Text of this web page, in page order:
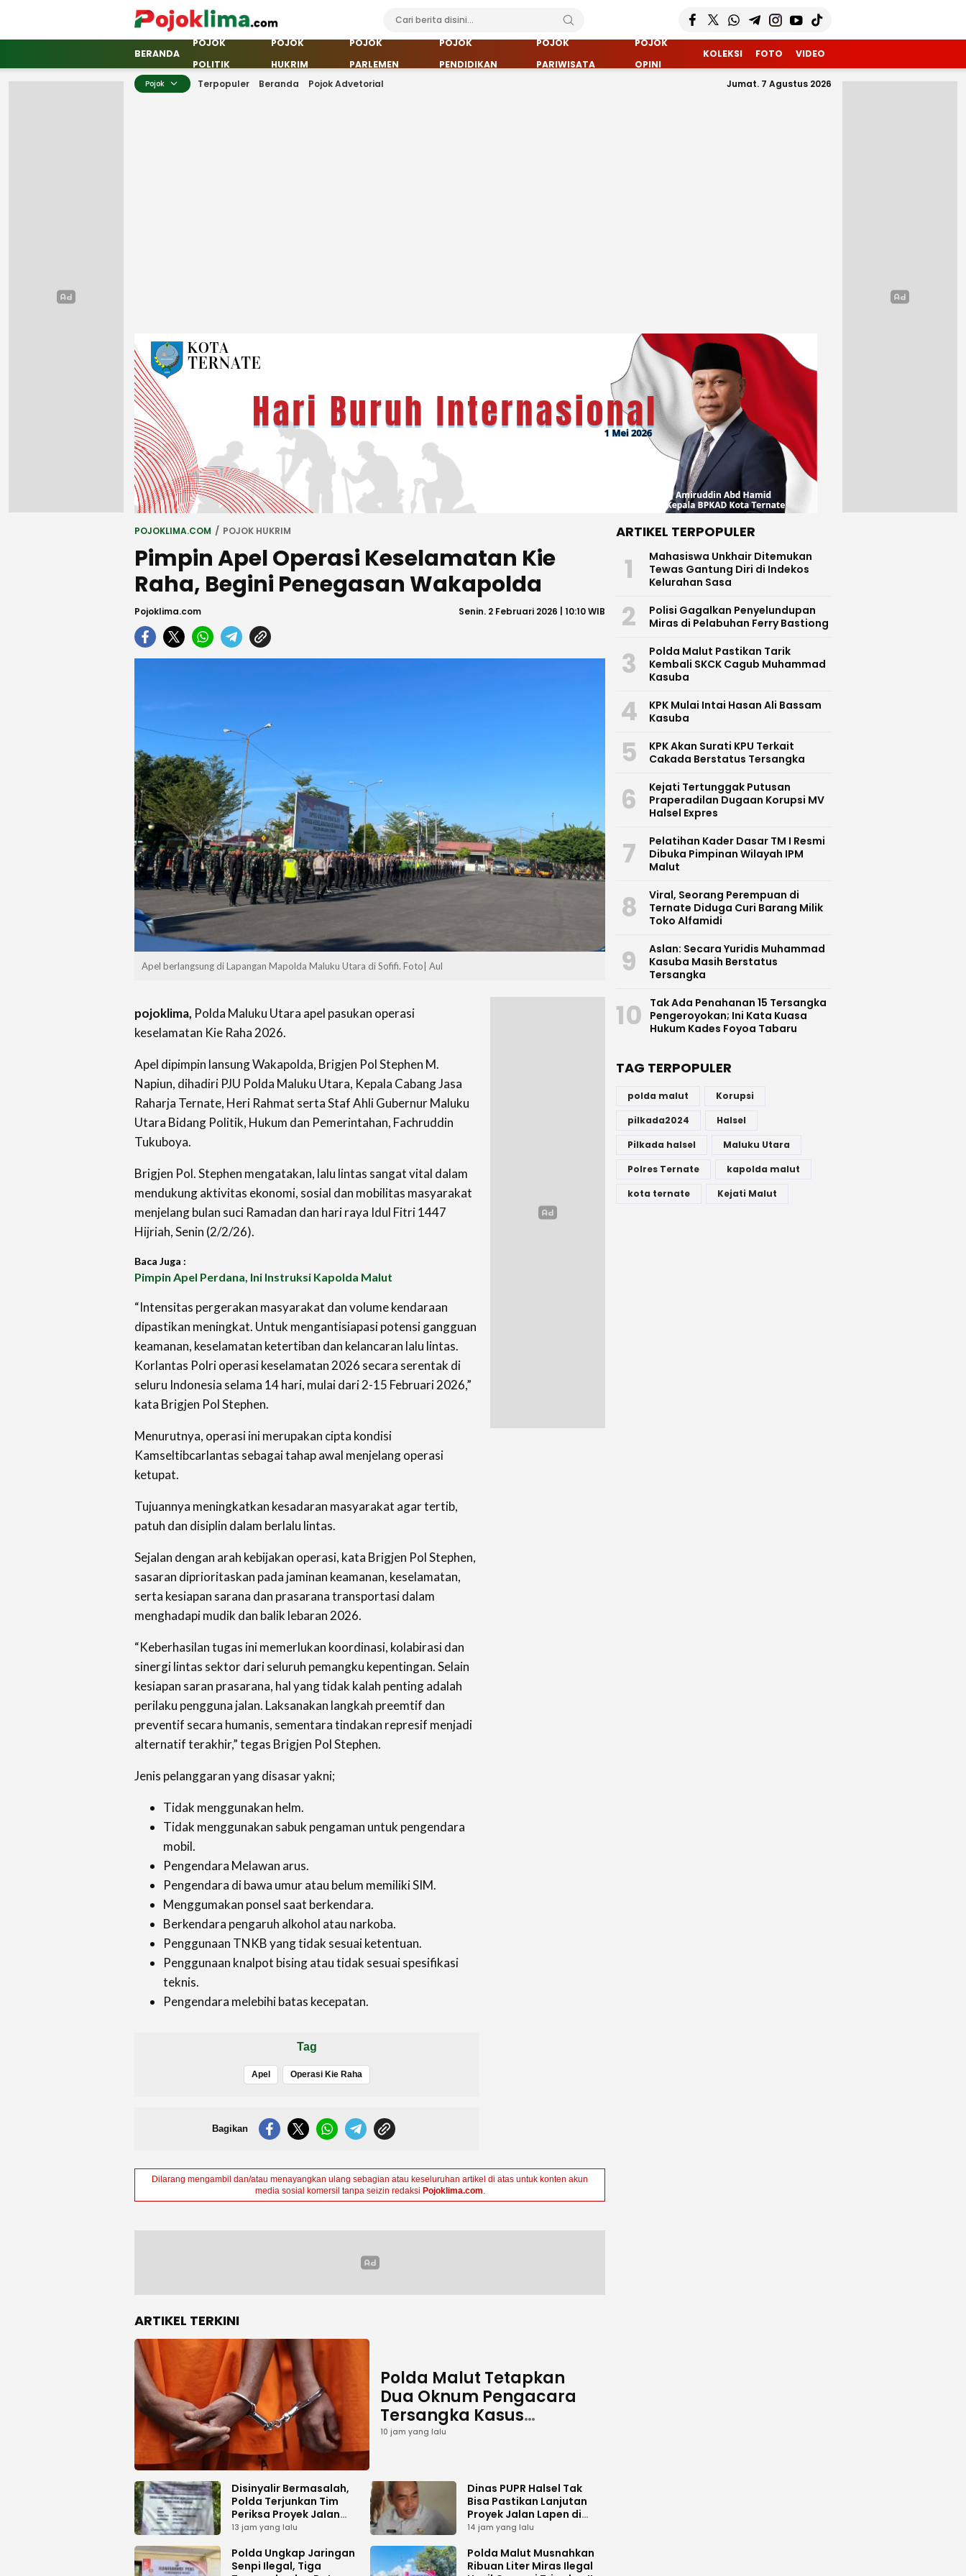
pojoklima.com
Mojokin
BERANDA
POJOK
POLITIK
POJOK
HUKRIM
POJOK
PARLEMEN
POJOK
PENDIDIKAN
POJOK
PARIWISATA
POJOK
OPINI
KOLEKSI FOTO VIDEO
Pojok Terpopuler Beranda Pojok Advetorial Jumat. 7 Agustus 2026
POJOKLIMA.COM POJOK HUKRIM
Pimpin Apel Operasi Keselamatan Kie
Raha, Begini Penegasan Wakapolda
Pojoklima.com Senin. 2 Februari 2026 | 10:10 WIB
Apel berlangsung di Lapangan Mapolda Maluku Utara di Sofifi. Foto| Aul
pojoklima, Polda Maluku Utara apel pasukan operasi
keselamatan Kie Raha 2026.
Apel dipimpin lansung Wakapolda, Brigjen Pol Stephen M.
Napiun, dihadiri PJU Polda Maluku Utara, Kepala Cabang Jasa
Raharja Ternate, Heri Rahmat serta Staf Ahli Gubernur Maluku
Utara Bidang Politik, Hukum dan Pemerintahan, Fachruddin
Tukuboya.
Brigjen Pol. Stephen mengatakan, lalu lintas sangat vital dalam
mendukung aktivitas ekonomi, sosial dan mobilitas masyarakat
menjelang bulan suci Ramadan dan hari raya Idul Fitri 1447
Hijriah, Senin (2/2/26).
Baca Juga :
Pimpin Apel Perdana, Ini Instruksi Kapolda Malut
“Intensitas pergerakan masyarakat dan volume kendaraan
dipastikan meningkat. Untuk mengantisiapasi potensi gangguan
keamanan, keselamatan ketertiban dan kelancaran lalu lintas.
Korlantas Polri operasi keselamatan 2026 secara serentak di
seluru Indonesia selama 14 hari, mulai dari 2-15 Februari 2026,”
kata Brigjen Pol Stephen.
Menurutnya, operasi ini merupakan cipta kondisi
Kamseltibcarlantas sebagai tahap awal menjelang operasi
ketupat.
Tujuannya meningkatkan kesadaran masyarakat agar tertib,
patuh dan disiplin dalam berlalu lintas.
Sejalan dengan arah kebijakan operasi, kata Brigjen Pol Stephen,
sasaran diprioritaskan pada jaminan keamanan, keselamatan,
serta kesiapan sarana dan prasarana transportasi dalam
menghadapi mudik dan balik lebaran 2026.
“Keberhasilan tugas ini memerlukan koordinasi, kolabirasi dan
sinergi lintas sektor dari seluruh pemangku kepentingan. Selain
kesiapan saran prasarana, hal yang tidak kalah penting adalah
perilaku pengguna jalan. Laksanakan langkah preemtif dan
preventif secara humanis, sementara tindakan represif menjadi
alternatif terakhir,” tegas Brigjen Pol Stephen.
Jenis pelanggaran yang disasar yakni;
Tidak menggunakan helm.
Tidak menggunakan sabuk pengaman untuk pengendara
mobil.
Pengendara Melawan arus.
Pengendara di bawa umur atau belum memiliki SIM.
Menggumakan ponsel saat berkendara.
Berkendara pengaruh alkohol atau narkoba.
Penggunaan TNKB yang tidak sesuai ketentuan.
Penggunaan knalpot bising atau tidak sesuai spesifikasi
teknis.
Pengendara melebihi batas kecepatan.
Tag
Apel Operasi Kie Raha
Bagikan
Dilarang mengambil dan/atau menayangkan ulang sebagian atau keseluruhan artikel di atas untuk konten akun
media sosial komersil tanpa seizin redaksi Pojoklima.com
ARTIKEL TERKINI
Polda Malut Tetapkan
Dua Oknum Pengacara
Tersangka Kasus
Pemalsuan Dokumen
10 jam yang lalu
Disinyalir Bermasalah,
Polda Terjunkan Tim
Periksa Proyek Jalan
Tani di Galala
13 jam yang lalu
Dinas PUPR Halsel Tak
Bisa Pastikan Lanjutan
Proyek Jalan Lapen di
Desa Sambiki
14 jam yang lalu
Polda Ungkap Jaringan
Senpi Ilegal, Tiga
Polda Malut Musnahkan
Ribuan Liter Miras Ilegal
ARTIKEL TERPOPULER
1
Mahasiswa Unkhair Ditemukan
Tewas Gantung Diri di Indekos
Kelurahan Sasa
2
Polisi Gagalkan Penyelundupan
Miras di Pelabuhan Ferry Bastiong
3
Polda Malut Pastikan Tarik
Kembali SKCK Cagub Muhammad
Kasuba
4
KPK Mulai Intai Hasan Ali Bassam
Kasuba
5
KPK Akan Surati KPU Terkait
Cakada Berstatus Tersangka
6
Kejati Tertunggak Putusan
Praperadilan Dugaan Korupsi MV
Halsel Expres
7
Pelatihan Kader Dasar TM I Resmi
Dibuka Pimpinan Wilayah IPM
Malut
8
Viral, Seorang Perempuan di
Ternate Diduga Curi Barang Milik
Toko Alfamidi
9
Aslan: Secara Yuridis Muhammad
Kasuba Masih Berstatus
Tersangka
10
Tak Ada Penahanan 15 Tersangka
Pengeroyokan; Ini Kata Kuasa
Hukum Kades Foyoa Tabaru
TAG TERPOPULER
polda malut
Korupsi
pilkada2024
Halsel
Pilkada halsel
Maluku Utara
Polres Ternate
kapolda malut
kota ternate
Kejati Malut